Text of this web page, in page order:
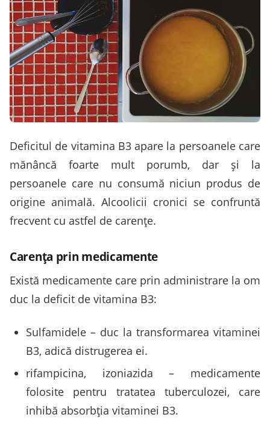
Deficitul de vitamina B3 apare la persoanele care
mănâncă foarte mult porumb, dar și la
persoanele care nu consumă niciun produs de
origine animală. Alcoolicii cronici se confruntă
frecvent cu astfel de carențe.
Carența prin medicamente
Există medicamente care prin administrare la om
duc la deficit de vitamina B3:
Sulfamidele – duc la transformarea vitaminei
B3, adică distrugerea ei.
rifampicina, izoniazida – medicamente
folosite pentru tratatea tuberculozei, care
inhibă absorbția vitaminei B3.